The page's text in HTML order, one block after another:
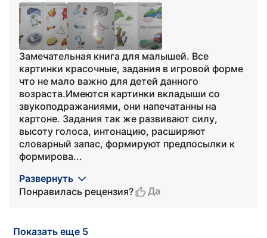
Замечательная книга для малышей. Все
картинки красочные, задания в игровой форме
что не мало важно для детей данного
возраста.Имеются картинки вкладыши со
звукоподражаниями, они напечатанны на
картоне. Задания так же развивают силу,
высоту голоса, интонацию, расширяют
словарный запас, формируют предпосылки к
формирова...
Развернуть
Понравилась рецензия?
Да
Показать еще 5